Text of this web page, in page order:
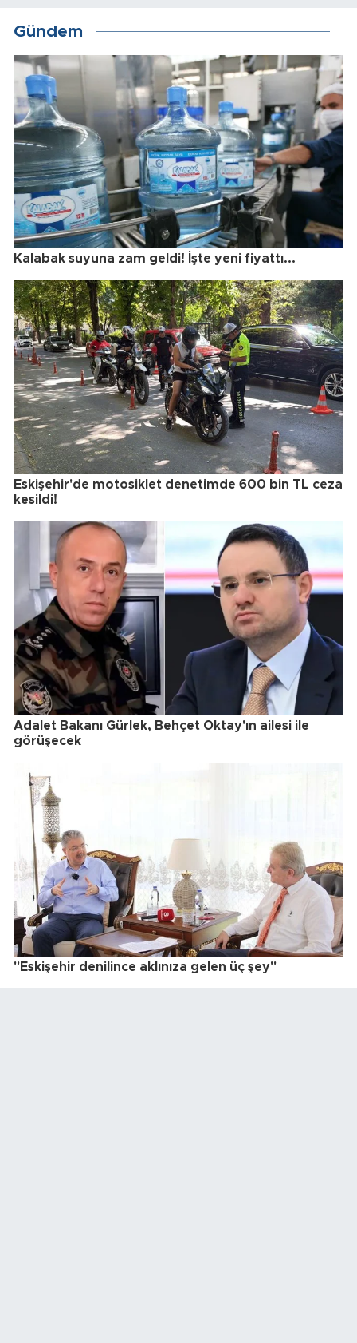
Gündem
Kalabak suyuna zam geldi! İşte yeni fiyattı...
Eskişehir'de motosiklet denetimde 600 bin TL ceza
kesildi!
Adalet Bakanı Gürlek, Behçet Oktay'ın ailesi ile
görüşecek
"Eskişehir denilince aklınıza gelen üç şey"